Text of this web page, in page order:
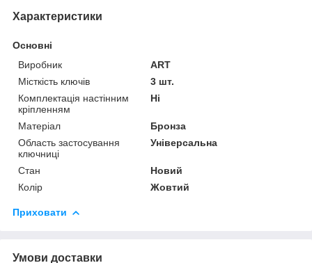
Характеристики
Основні
Виробник
ART
Місткість ключів
3 шт.
Комплектація настінним
кріпленням
Ні
Матеріал
Бронза
Область застосування
ключниці
Універсальна
Стан
Новий
Колір
Жовтий
Приховати
Умови доставки